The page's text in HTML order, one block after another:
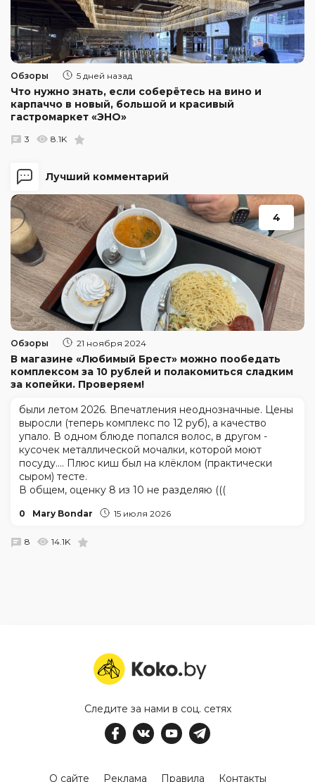
Лучший комментарий
4
Обзоры 21 ноября 2024
В магазине «Любимый Брест» можно пообедать
комплексом за 10 рублей и полакомиться сладким
за копейки. Проверяем!
были летом 2026. Впечатления неоднозначные. Цены
выросли (теперь комплекс по 12 руб), а качество
упало. В одном блюде попался волос, в другом -
кусочек металлической мочалки, которой моют
посуду.... Плюс киш был на клёклом (практически
сыром) тесте.
В общем, оценку 8 из 10 не разделяю (((
0 Mary Bondar 15 июля 2026
8 14.1K
Обзоры 5 дней назад
Что нужно знать, если соберётесь на вино и
карпаччо в новый, большой и красивый
гастромаркет «ЭНО»
3 8.1K
Следите за нами в соц. сетях
О сайте Реклама Правила Контакты